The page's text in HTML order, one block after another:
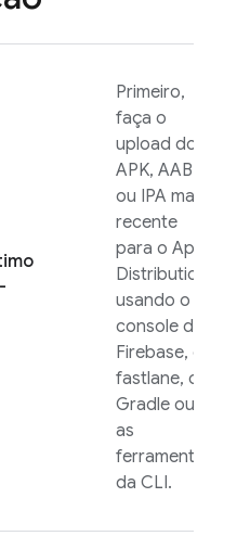
Primeiro,
faça o
upload do
APK, AAB
ou IPA mais
recente
para o App
Distribution
usando o
console do
Firebase, o
fastlane, o
Gradle ou
as
ferramentas
da CLI.